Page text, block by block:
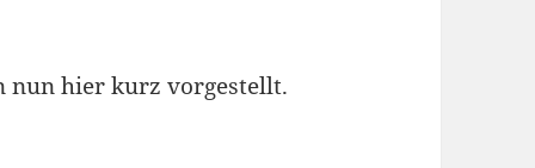
nun hier kurz vorgestellt.